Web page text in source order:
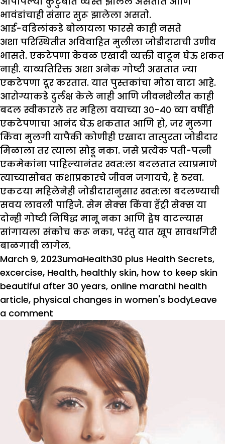
भावंडांचाही संसार सुरू झालेला असतो.
आई-वडिलांकडे बोलायला फारसे काही नसते
अशा परिस्थितीत अविवाहित मुलीला जोडीदाराची उणीव
भासते. एकटेपणा केवळ एखादी व्यक्ती वाटून घेऊ शकत
नाही. याव्यतिरिक्त अशा अनेक गोष्टी असतात ज्या
एकटेपणा दूर करतात. यात पुस्तकांचा मोठा वाटा आहे.
आरोग्याकडे दुर्लक्ष केले नाही आणि जीवनशैलीत काही
बदल स्वीकारले तर महिला वयाच्या ३०-४० व्या वर्षीही
एकटेपणाचा आनंद घेऊ शकतात आणि हो, जर मुलगा
किंवा मुलगी यापैकी कोणीही एखादा तात्पुरता जोडीदार
मिळाला तर त्याला सोडू नका. जसे प्रत्येक पती-पत्नी
एकमेकांना पाहिल्यानंतर स्वत:ला बदलतात त्याप्रमाणे
त्याच्यासोबत कशाप्रकारचे जीवन जगायचे, हे ठरवा.
एकटया महिलेनेही जोडीदारानुसार स्वत:ला बदलण्याची
सवय लावली पाहिजे. सेम सेक्स किंवा हॅट्री सेक्स या
दोन्ही गोष्टी निषिद्ध मानू नका आणि द्वेष वाटल्यास
सांगायला संकोच करू नका, परंतु यात खूप सावधगिरी
बाळगावी लागेल.
Posted
on
March 9, 2023Author
umaCategories
HealthTags
30 plus Health Secrets,
excercise, Health, healthly skin, how to keep skin
beautiful after 30 years, online marathi health
article, physical changes in women's bodyLeave
a comment
३०
+
आरोग्याची
रहस्ये